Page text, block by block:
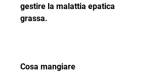
gestire la malattia epatica
grassa.
Cosa mangiare